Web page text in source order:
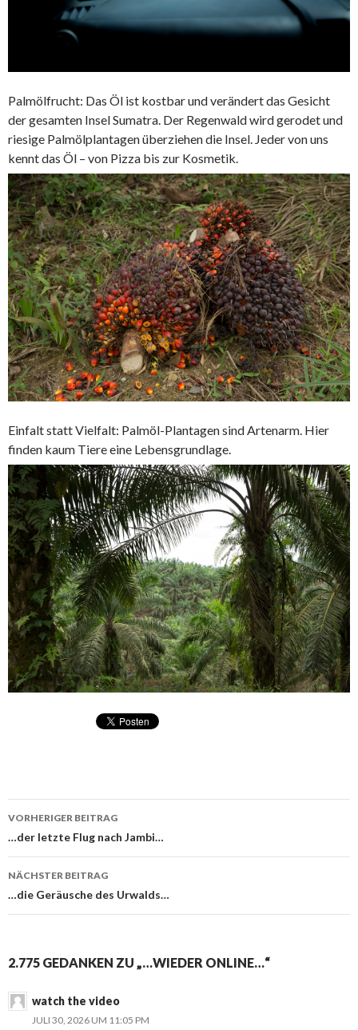
Palmölfrucht: Das Öl ist kostbar und verändert das Gesicht
der gesamten Insel Sumatra. Der Regenwald wird gerodet und
riesige Palmölplantagen überziehen die Insel. Jeder von uns
kennt das Öl – von Pizza bis zur Kosmetik.
Einfalt statt Vielfalt: Palmöl-Plantagen sind Artenarm. Hier
finden kaum Tiere eine Lebensgrundlage.
Beitragsnavigation
VORHERIGER BEITRAG
…der letzte Flug nach Jambi…
NÄCHSTER BEITRAG
…die Geräusche des Urwalds…
2.775 GEDANKEN ZU „…WIEDER ONLINE…“
watch the video
JULI 30, 2026 UM 11:05 PM